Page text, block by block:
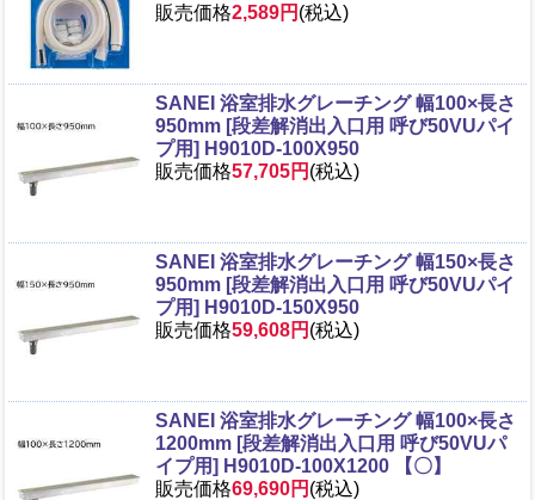
販売価格2,589円 (税込)
SANEI 浴室排水グレーチング 幅100×長さ
950mm [段差解消出入口用 呼び50VUパイ
プ用] H9010D-100X950
販売価格57,705円 (税込)
SANEI 浴室排水グレーチング 幅150×長さ
950mm [段差解消出入口用 呼び50VUパイ
プ用] H9010D-150X950
販売価格59,608円 (税込)
SANEI 浴室排水グレーチング 幅100×長さ
1200mm [段差解消出入口用 呼び50VUパ
イプ用] H9010D-100X1200 【〇】
販売価格69,690円 (税込)